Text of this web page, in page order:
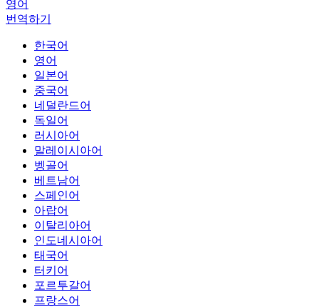
영어
번역하기
한국어
영어
일본어
중국어
네덜란드어
독일어
러시아어
말레이시아어
벵골어
베트남어
스페인어
아랍어
이탈리아어
인도네시아어
태국어
터키어
포르투갈어
프랑스어